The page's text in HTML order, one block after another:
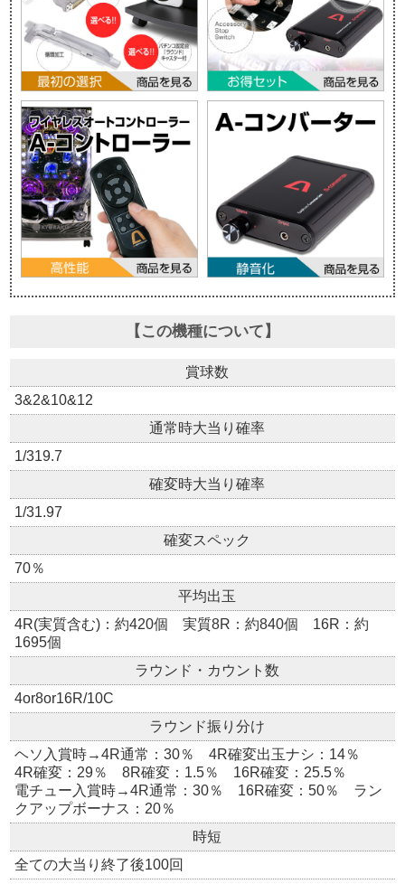
【この機種について】
賞球数
3&2&10&12
通常時大当り確率
1/319.7
確変時大当り確率
1/31.97
確変スペック
70％
平均出玉
4R(実質含む)：約420個 実質8R：約840個 16R：約
1695個
ラウンド・カウント数
4or8or16R/10C
ラウンド振り分け
ヘソ入賞時→4R通常：30％ 4R確変出玉ナシ：14％
4R確変：29％ 8R確変：1.5％ 16R確変：25.5％
電チュー入賞時→4R通常：30％ 16R確変：50％ ラン
クアップボーナス：20％
時短
全ての大当り終了後100回